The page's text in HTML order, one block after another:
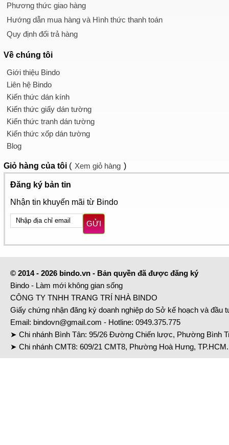
Phương thức giao hàng
Hướng dẫn mua hàng và Hình thức thanh toán
Quy định đổi trả hàng
Về chúng tôi
Giới thiệu Bindo
Liên hệ Bindo
Kiến thức dán kính
Kiến thức giấy dán tường
Kiến thức tranh dán tường
Kiến thức xốp dán tường
Blog
Giỏ hàng của tôi ( Xem giỏ hàng )
Đăng ký bản tin
Nhận tin khuyến mãi từ Bindo
GỬI
© 2014 - 2026 bindo.vn - Bản quyền đã được đăng ký
Bindo - Làm mới không gian sống
CÔNG TY TNHH TRANG TRÍ NHÀ BINDO
Giấy chứng nhận đăng ký doanh nghiệp do Sở kế hoạch và đầu
Email: bindovn@gmail.com - Hotline: 0949.375.775
➤ Chi nhánh Bình Tân: 95/26 Đường Chiến lược, Phường Bình
➤ Chi nhánh CMT8: 609/21 CMT8, Phường Hoà Hưng,